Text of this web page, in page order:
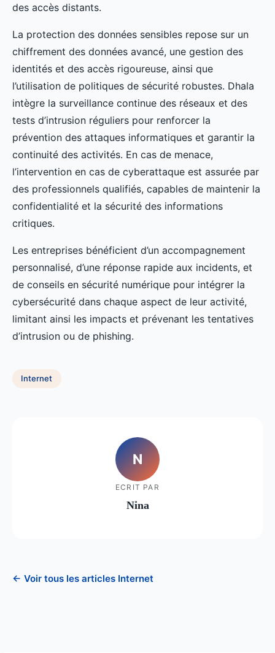
des accès distants.
La protection des données sensibles repose sur un
chiffrement des données avancé, une gestion des
identités et des accès rigoureuse, ainsi que
l’utilisation de politiques de sécurité robustes. Dhala
intègre la surveillance continue des réseaux et des
tests d’intrusion réguliers pour renforcer la
prévention des attaques informatiques et garantir la
continuité des activités. En cas de menace,
l’intervention en cas de cyberattaque est assurée par
des professionnels qualifiés, capables de maintenir la
confidentialité et la sécurité des informations
critiques.
Les entreprises bénéficient d’un accompagnement
personnalisé, d’une réponse rapide aux incidents, et
de conseils en sécurité numérique pour intégrer la
cybersécurité dans chaque aspect de leur activité,
limitant ainsi les impacts et prévenant les tentatives
d’intrusion ou de phishing.
Internet
N
ECRIT PAR
Nina
← Voir tous les articles Internet